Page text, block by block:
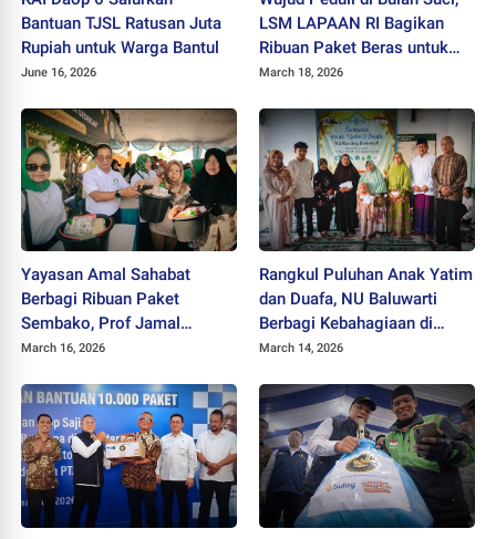
Bantuan TJSL Ratusan Juta
Rupiah untuk Warga Bantul
June 16, 2026
LSM LAPAAN RI Bagikan
Ribuan Paket Beras untuk
Warga Miskin
March 18, 2026
Yayasan Amal Sahabat
Berbagi Ribuan Paket
Sembako, Prof Jamal
Wiwoho: Semoga Membawa
March 16, 2026
Rangkul Puluhan Anak Yatim
dan Duafa, NU Baluwarti
Berbagi Kebahagiaan di
Bulan Ramadan
March 14, 2026